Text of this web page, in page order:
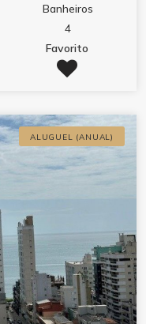
Banheiros
4
Favorito
ALUGUEL (ANUAL)